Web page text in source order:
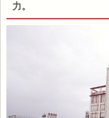
力。